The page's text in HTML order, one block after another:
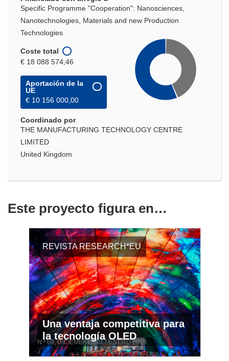
Specific Programme "Cooperation": Nanosciences,
Nanotechnologies, Materials and new Production
Technologies
Coste total
€ 18 088 574,46
Aportación de la
UE
€ 10 156 000,00
Coordinado por
THE MANUFACTURING TECHNOLOGY CENTRE
LIMITED
United Kingdom
Este proyecto figura en…
REVISTA RESEARCH*EU
Una ventaja competitiva para
la tecnología OLED
N.º 68, DICIEMBRE 2017/ENERO 2018